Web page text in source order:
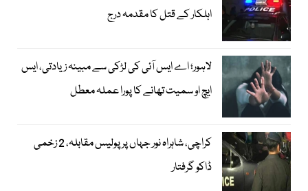
اہلکار کے قتل کا مقدمہ درج
لاہور؛ اے ایس آئی کی لڑکی سے مبینہ زیادتی، ایس
ایچ او سمیت تھانے کا پورا عملہ معطل
کراچی، شاہراہ نور جہاں پر پولیس مقابلہ، 2 زخمی
ڈاکو گرفتار